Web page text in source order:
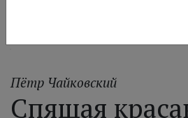
Пётр Чайковский
Спящая